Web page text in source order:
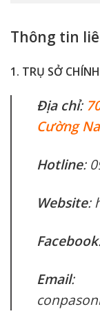
Thông tin
1. TRỤ SỞ
Địa chỉ:
Cường
Hotline:
Website:
Facebook
Email: